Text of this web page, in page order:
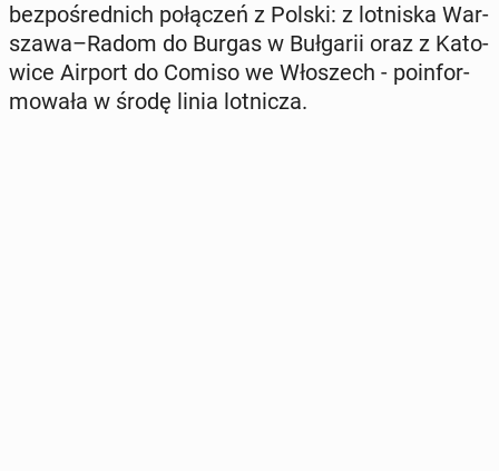
bez­po­śred­nich po­łą­czeń z Polski: z lot­ni­ska War­
sza­wa–Radom do Burgas w Buł­ga­rii oraz z Ka­to­
wi­ce Airport do Comiso we Wło­szech - po­in­for­
mo­wa­ła w środę linia lot­ni­cza.